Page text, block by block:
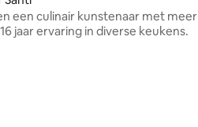
een culinair kunstenaar met meer
jaar ervaring in diverse keukens.